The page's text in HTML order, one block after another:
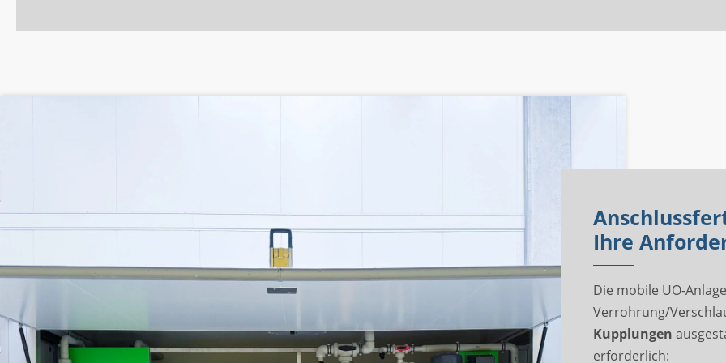
Ihre
Die mobile UO-
Verrohrung/
Kupplungen
erforderlich: